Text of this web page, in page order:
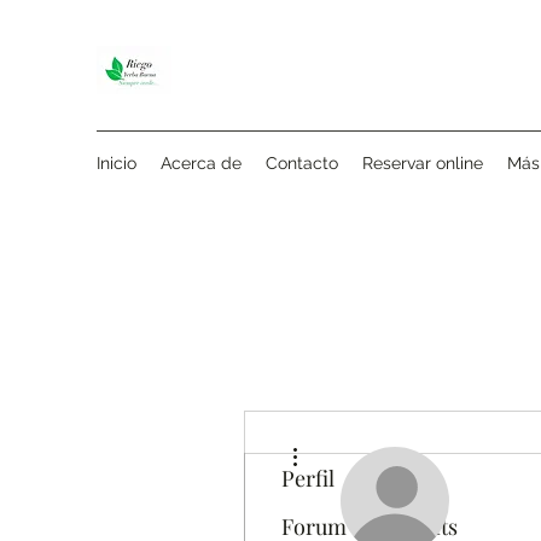
Inicio Acerca de Contacto Reservar online Más
Perfil
Forum Comments